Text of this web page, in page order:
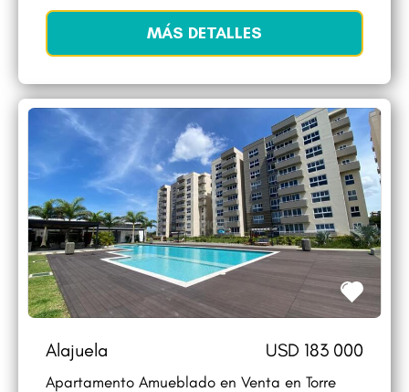
MÁS DETALLES
Alajuela USD 183 000
Apartamento Amueblado en Venta en Torre